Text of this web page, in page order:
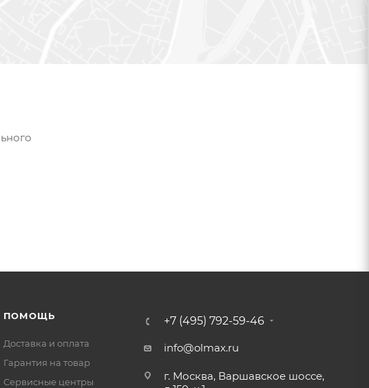
ПОМОЩЬ
Доставка и оплата
Гарантия на товар
Сервисные центры
+7 (495) 792-59-46
info@olmax.ru
г. Москва, Варшавское шоссе,